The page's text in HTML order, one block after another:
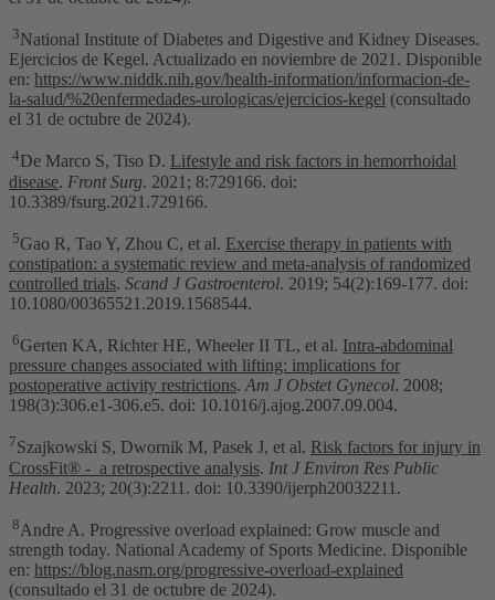
3National Institute of Diabetes and Digestive and Kidney Diseases.
Ejercicios de Kegel. Actualizado en noviembre de 2021. Disponible
en: https://www.niddk.nih.gov/health-information/informacion-de-
la-salud/%20enfermedades-urologicas/ejercicios-kegel (consultado
el 31 de octubre de 2024).
4De Marco S, Tiso D. Lifestyle and risk factors in hemorrhoidal
disease. Front Surg. 2021; 8:729166. doi:
10.3389/fsurg.2021.729166.
5Gao R, Tao Y, Zhou C, et al. Exercise therapy in patients with
constipation: a systematic review and meta-analysis of randomized
controlled trials. Scand J Gastroenterol. 2019; 54(2):169-177. doi:
10.1080/00365521.2019.1568544.
6Gerten KA, Richter HE, Wheeler II TL, et al. Intra-abdominal
pressure changes associated with lifting: implications for
postoperative activity restrictions. Am J Obstet Gynecol. 2008;
198(3):306.e1-306.e5. doi: 10.1016/j.ajog.2007.09.004.
7Szajkowski S, Dwornik M, Pasek J, et al. Risk factors for injury in
CrossFit® - a retrospective analysis. Int J Environ Res Public
Health. 2023; 20(3):2211. doi: 10.3390/ijerph20032211.
8Andre A. Progressive overload explained: Grow muscle and
strength today. National Academy of Sports Medicine. Disponible
en: https://blog.nasm.org/progressive-overload-explained
(consultado el 31 de octubre de 2024).